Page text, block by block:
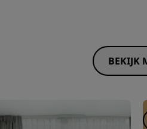
BEKIJK